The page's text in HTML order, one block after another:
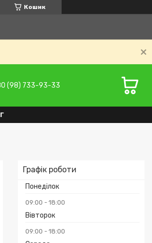
Кошик
(98) 733-93-33
Графік роботи
Понеділок
09:00 18:00
Вівторок
09:00 18:00